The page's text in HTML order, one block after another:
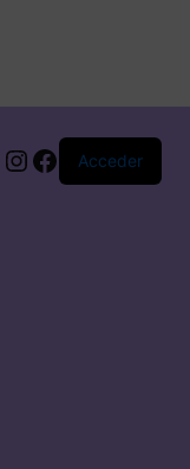
Instagram
Facebook
Acceder